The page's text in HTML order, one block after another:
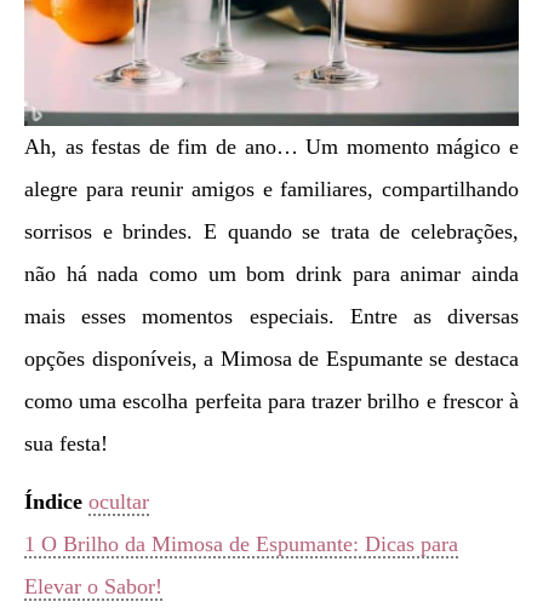
Ah, as festas de fim de ano… Um momento mágico e
alegre para reunir amigos e familiares, compartilhando
sorrisos e brindes. E quando se trata de celebrações,
não há nada como um bom drink para animar ainda
mais esses momentos especiais. Entre as diversas
opções disponíveis, a Mimosa de Espumante se destaca
como uma escolha perfeita para trazer brilho e frescor à
sua festa!
Índice ocultar
1 O Brilho da Mimosa de Espumante: Dicas para
Elevar o Sabor!